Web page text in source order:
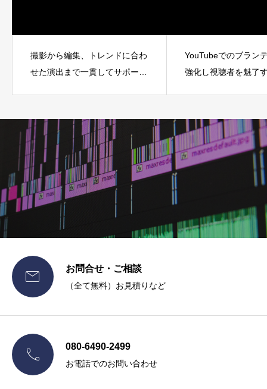
撮影から編集、トレンドに合わ
せた演出まで一貫してサポート
い秒数で伝わるインパクトを最
大限に引き出します。
YouTubeでのブラン
強化し視聴者を魅了
 お問合せ・ご相談
（全て無料）お見積りなど
 080-6490-2499
お電話でのお問い合わせ